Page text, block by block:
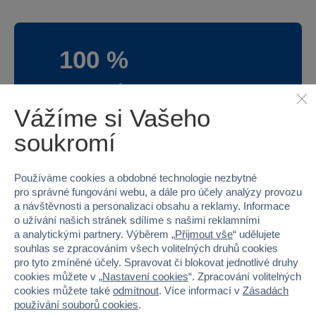
100 %
Průměr z 5 hodnocení
100 % zákazníků doporučuje
Máte zkušenost s tímto zbožím?
Napište recenzi a pomozte ostatním s výběrem.
Ano
Vážíme si Vašeho
soukromí
Používáme cookies a obdobné technologie nezbytné
pro správné fungování webu, a dále pro účely analýzy provozu
a návštěvnosti a personalizaci obsahu a reklamy. Informace
o užívání našich stránek sdílíme s našimi reklamními
a analytickými partnery. Výběrem „Přijmout vše“ udělujete
souhlas se zpracováním všech volitelných druhů cookies
pro tyto zmíněné účely. Spravovat či blokovat jednotlivé druhy
cookies můžete v „Nastavení cookies“. Zpracování volitelných
cookies můžete také odmítnout. Více informací v Zásadách
používání souborů cookies.